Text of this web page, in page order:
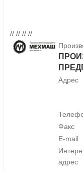
// // // //
Адрес
Факс
E-mail
адрес